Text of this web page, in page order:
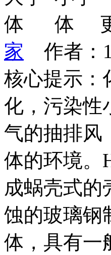
家 作者：
核心提示：
化，污染性
气的抽排风
体的环境。
成蜗壳式的
蚀的玻璃钢
体，具有一